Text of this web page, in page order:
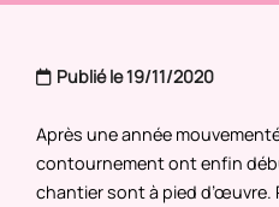
Publié le 19/11/2020
Après une année
contournement ont enfin
chantier sont à pied d’œuvre.